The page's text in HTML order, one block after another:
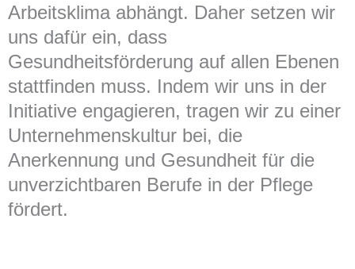
Arbeitsklima abhängt. Daher setzen wir
uns dafür ein, dass
Gesundheitsförderung auf allen Ebenen
stattfinden muss. Indem wir uns in der
Initiative engagieren, tragen wir zu einer
Unternehmenskultur bei, die
Anerkennung und Gesundheit für die
unverzichtbaren Berufe in der Pflege
fördert.